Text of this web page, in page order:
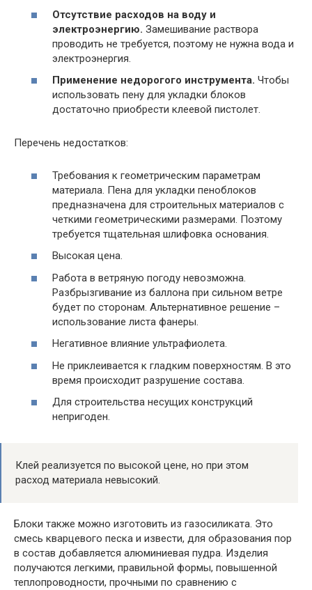
Отсутствие расходов на воду и
электроэнергию. Замешивание раствора
проводить не требуется, поэтому не нужна вода и
электроэнергия.
Применение недорогого инструмента. Чтобы
использовать пену для укладки блоков
достаточно приобрести клеевой пистолет.
Перечень недостатков:
Требования к геометрическим параметрам
материала. Пена для укладки пеноблоков
предназначена для строительных материалов с
четкими геометрическими размерами. Поэтому
требуется тщательная шлифовка основания.
Высокая цена.
Работа в ветряную погоду невозможна.
Разбрызгивание из баллона при сильном ветре
будет по сторонам. Альтернативное решение –
использование листа фанеры.
Негативное влияние ультрафиолета.
Не приклеивается к гладким поверхностям. В это
время происходит разрушение состава.
Для строительства несущих конструкций
непригоден.
Клей реализуется по высокой цене, но при этом
расход материала невысокий.
Блоки также можно изготовить из газосиликата. Это
смесь кварцевого песка и извести, для образования пор
в состав добавляется алюминиевая пудра. Изделия
получаются легкими, правильной формы, повышенной
теплопроводности, прочными по сравнению с